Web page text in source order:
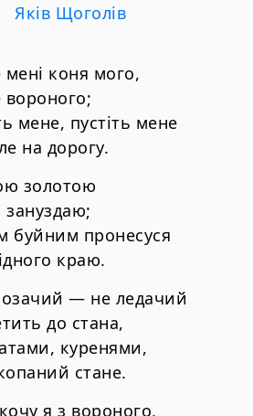
Яків Щоголів
мені коня мого,
вороного;
мене, пустіть мене
на дорогу.
золотою
зануздаю;
буйним пронесуся
краю.
— не ледачий
до стана,
куренями,
стане.
я з вороного,